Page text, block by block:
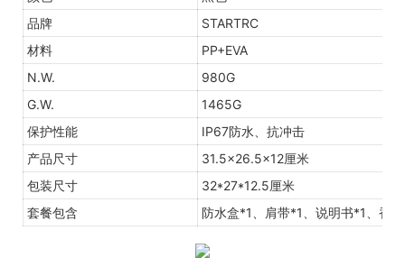
品牌
STARTRC
材料
PP+EVA
N.W.
980G
G.W.
1465G
保护性能
IP67防水、抗冲击
产品尺寸
31.5x26.5x12厘米
包装尺寸
32*27*12.5厘米
套餐包含
防水盒*1、肩带*1、说明书*1、香